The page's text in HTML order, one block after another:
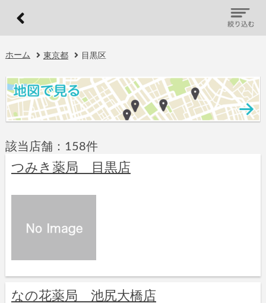
ホーム 東京都 目黒区
該当店舗：158件
つみき薬局 目黒店
なの花薬局 池尻大橋店